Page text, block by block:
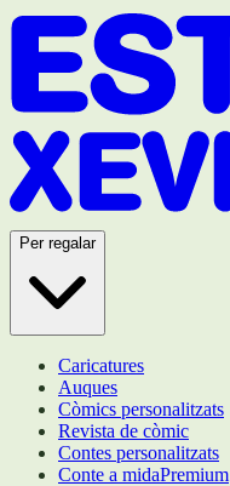
Per regalar
Caricatures
Auques
Còmics personalitzats
Revista de còmic
Contes personalitzats
Conte a midaPremium